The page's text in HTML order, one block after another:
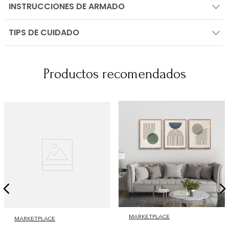
INSTRUCCIONES DE ARMADO
TIPS DE CUIDADO
Productos recomendados
MARKETPLACE MARKETPLACE